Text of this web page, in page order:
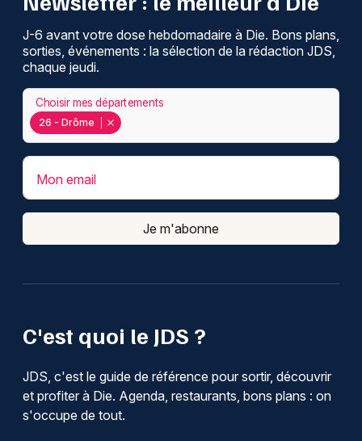
C'est quoi le JDS ?
JDS, c'est le guide de référence pour sortir, découvrir
et profiter à Die. Agenda, restaurants, bons plans : on
s'occupe de tout.
J-6 avant votre dose hebdomadaire à Die. Bons plans,
sorties, événements : la sélection de la rédaction JDS,
chaque jeudi.
26 - Drôme
Choisir mes départements
Mon email
Je m'abonne